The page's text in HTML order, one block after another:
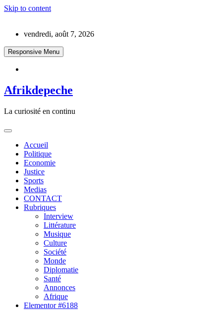
Skip to content
vendredi, août 7, 2026
Responsive Menu
Afrikdepeche
La curiosité en continu
Accueil
Politique
Economie
Justice
Sports
Medias
CONTACT
Rubriques
Interview
Littérature
Musique
Culture
Société
Monde
Diplomatie
Santé
Annonces
Afrique
Elementor #6188